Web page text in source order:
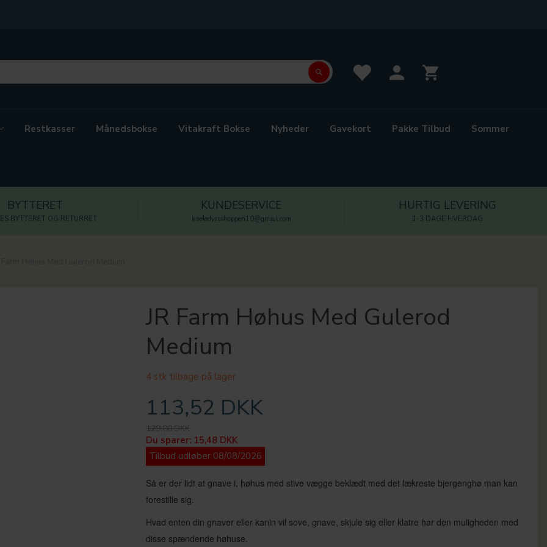
Restkasser Månedsbokse Vitakraft Bokse Nyheder Gavekort Pakke Tilbud Sommer
BYTTERET
BYTTERET OG RETURRET
KUNDESERVICE
kaeledyrsshoppen10@gmail.com
HURTIG LEVERING
1-3 DAGE HVERDAG
JR Farm Høhus Med Gulerod
Medium
4 stk tilbage på lager
113,52 DKK
129,00 DKK
Du sparer: 15,48 DKK
Tilbud udløber 08/08/2026
Så er der lidt at gnave i, høhus med stive vægge beklædt med det lækreste bjergenghø man kan
forestille sig.
Hvad enten din gnaver eller kanin vil sove, gnave, skjule sig eller klatre har den muligheden med
disse spændende høhuse.